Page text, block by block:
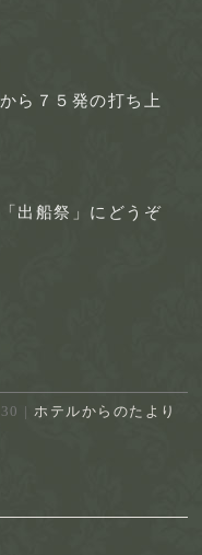
ら７５発の打ち上
出船祭」にどうぞ
|ホテルからのたより